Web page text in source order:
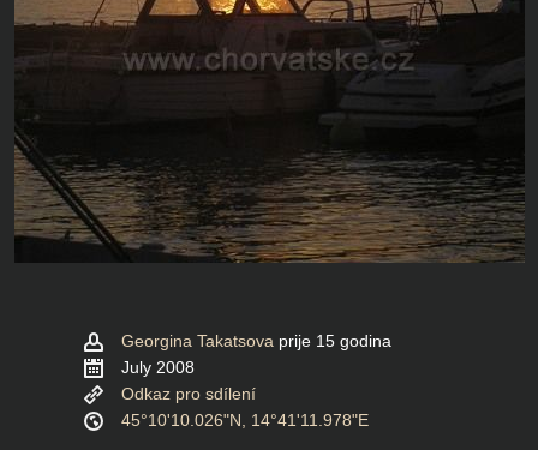
Georgina Takatsova prije 15 godina
July 2008
Odkaz pro sdílení
45°10'10.026"N, 14°41'11.978"E